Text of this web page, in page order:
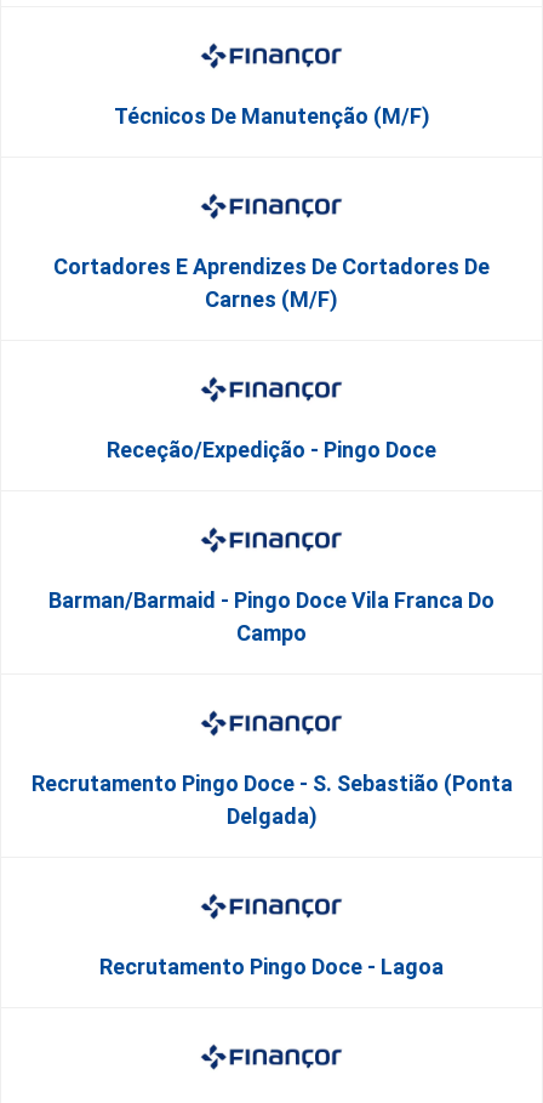
Técnicos De Manutenção (M/F)
Cortadores E Aprendizes De Cortadores De
Carnes (M/F)
Receção/Expedição - Pingo Doce
Barman/Barmaid - Pingo Doce Vila Franca Do
Campo
Recrutamento Pingo Doce - S. Sebastião (Ponta
Delgada)
Recrutamento Pingo Doce - Lagoa